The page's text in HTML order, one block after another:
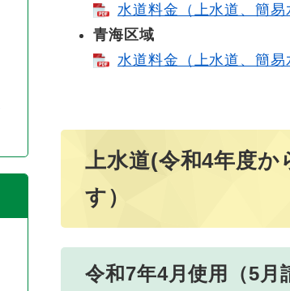
水道料金（上水道、簡
青海区域
水道料金（上水道、簡
上水道(令和4年度か
す）
令和7年4月使用（5月